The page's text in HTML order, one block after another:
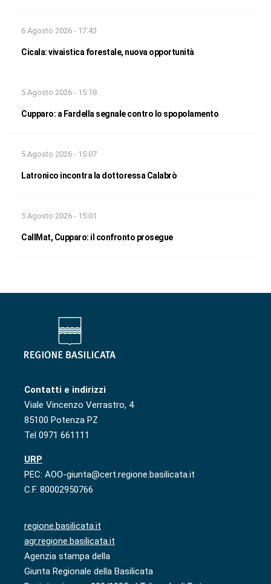
6 Agosto 2026 - 17:43
Cicala: vivaistica forestale, nuova opportunità
5 Agosto 2026 - 15:18
Cupparo: a Fardella segnale contro lo spopolamento
5 Agosto 2026 - 15:07
Latronico incontra la dottoressa Calabrò
5 Agosto 2026 - 15:01
CallMat, Cupparo: il confronto prosegue
Contatti e indirizzi
Viale Vincenzo Verrastro, 4
85100 Potenza PZ
Tel 0971 661111
URP
PEC: AOO-giunta@cert.regione.basilicata.it
C.F. 80002950766
regione.basilicata.it
agr.regione.basilicata.it
Agenzia stampa della
Giunta Regionale della Basilicata